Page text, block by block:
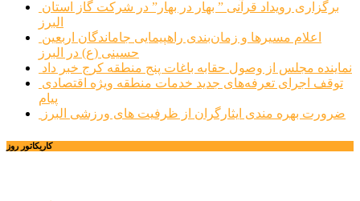
البرز
حسینی (ع) در البرز
نماینده مجلس از وصول حقابه باغات پنج منطقه کرج خبر داد
پیام
ضرورت بهره مندی ایثارگران از ظرفیت های ورزشی البرز
کاریکاتور روز